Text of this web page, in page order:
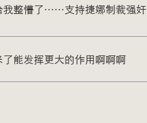
我整懵了……支持捷娜制裁强奸
能发挥更大的作用啊啊啊